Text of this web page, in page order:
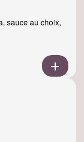
sauce au choix,